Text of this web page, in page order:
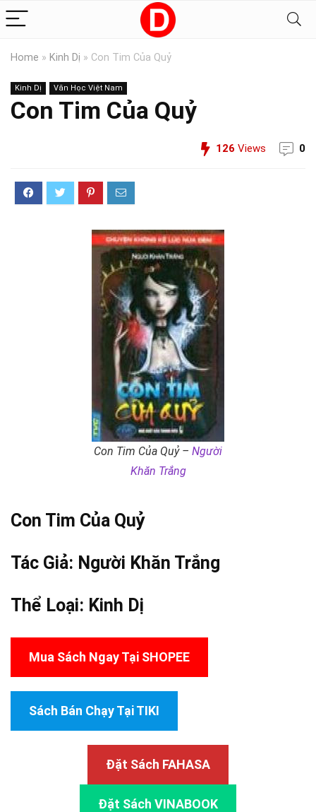
Home » Kinh Dị » Con Tim Của Quỷ
Kinh Dị Văn Học Việt Nam
Con Tim Của Quỷ
126 Views 0
Con Tim Của Quỷ – Người
Khăn Trắng
Con Tim Của Quỷ
Tác Giả: Người Khăn Trắng
Thể Loại: Kinh Dị
Mua Sách Ngay Tại SHOPEE
Sách Bán Chạy Tại TIKI
Đặt Sách FAHASA
Đặt Sách VINABOOK